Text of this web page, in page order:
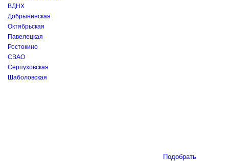
ВДНХ
Добрынинская
Октябрьская
Павелецкая
Ростокино
СВАО
Серпуховская
Шаболовская
Подобрать